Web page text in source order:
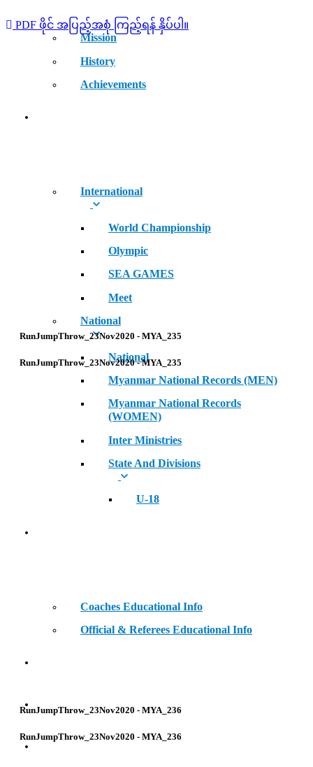
Mission
History
Achievements
International
World Championship
Olympic
SEA GAMES
Meet
National
National
Myanmar National Records (MEN)
Myanmar National Records
(WOMEN)
Inter Ministries
State And Divisions
U-18
Coaches Educational Info
Official & Referees Educational Info
EVENT
PDF ဖိုင် အပြည့်အစုံ ကြည့်ရန် နှိပ်ပါ။
RunJumpThrow_23Nov2020 - MYA_235
RunJumpThrow_23Nov2020 - MYA_235
RunJumpThrow_23Nov2020 - MYA_236
RunJumpThrow_23Nov2020 - MYA_236